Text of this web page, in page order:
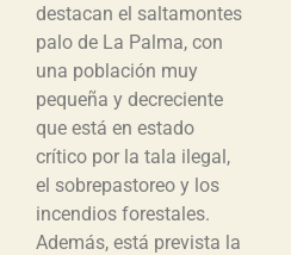
destacan el saltamontes
palo de La Palma, con
una población muy
pequeña y decreciente
que está en estado
crítico por la tala ilegal,
el sobrepastoreo y los
incendios forestales.
Además, está prevista la